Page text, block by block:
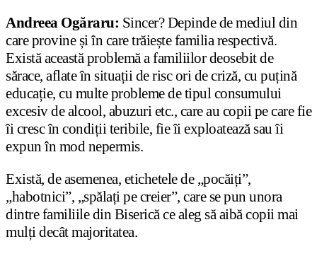
Andreea Ogăraru: Sincer? Depinde de mediul din
care provine și în care trăiește familia respectivă.
Există această problemă a familiilor deosebit de
sărace, aflate în situații de risc ori de criză, cu puțină
educație, cu multe probleme de tipul consumului
excesiv de alcool, abuzuri etc., care au copii pe care fie
îi cresc în condiții teribile, fie îi exploatează sau îi
expun în mod nepermis.
Există, de asemenea, etichetele de „pocăiți”,
„habotnici”, „spălați pe creier”, care se pun unora
dintre familiile din Biserică ce aleg să aibă copii mai
mulți decât majoritatea.